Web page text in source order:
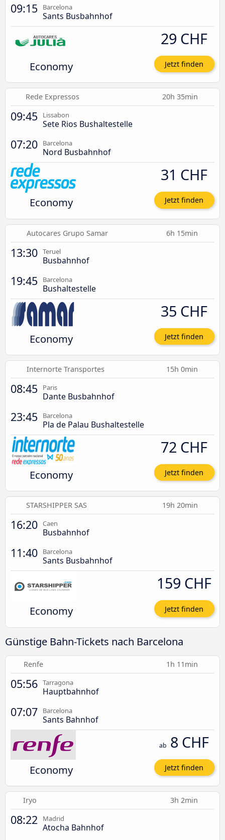
09:15 Barcelona
Sants Busbahnhof
Economy
29 CHF
Jetzt finden
Rede Expressos 20h 35min
09:45 Lissabon
Sete Rios Bushaltestelle
07:20 Barcelona
Nord Busbahnhof
Economy
31 CHF
Jetzt finden
Autocares Grupo Samar 6h 15min
13:30 Teruel
Busbahnhof
19:45 Barcelona
Bushaltestelle
Economy
35 CHF
Jetzt finden
Internorte Transportes 15h 0min
08:45 Paris
Dante Busbahnhof
23:45 Barcelona
Pla de Palau Bushaltestelle
Economy
72 CHF
Jetzt finden
STARSHIPPER SAS 19h 20min
16:20 Caen
Busbahnhof
11:40 Barcelona
Sants Busbahnhof
Economy
159 CHF
Jetzt finden
Günstige Bahn-Tickets nach Barcelona
Renfe 1h 11min
05:56 Tarragona
Hauptbahnhof
07:07 Barcelona
Sants Bahnhof
Economy
ab 8 CHF
Jetzt finden
Iryo 3h 2min
08:22 Madrid
Atocha Bahnhof